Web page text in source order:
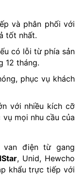
và phân phối với
tốt nhất.
có lỗi từ phía sản
12 tháng.
phục vụ khách
với nhiều kích cỡ
vụ mọi nhu cầu của
van điện từ gang
, Unid, Hewcho
khẩu trực tiếp với